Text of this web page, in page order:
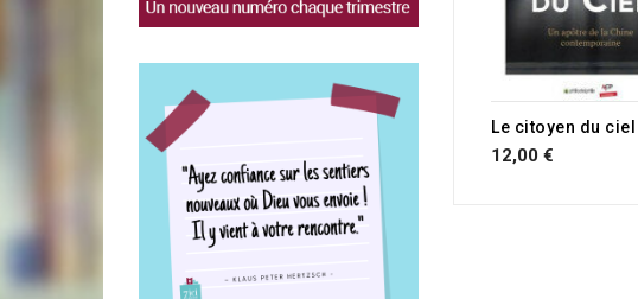
Le citoyen du ciel
12,00 €